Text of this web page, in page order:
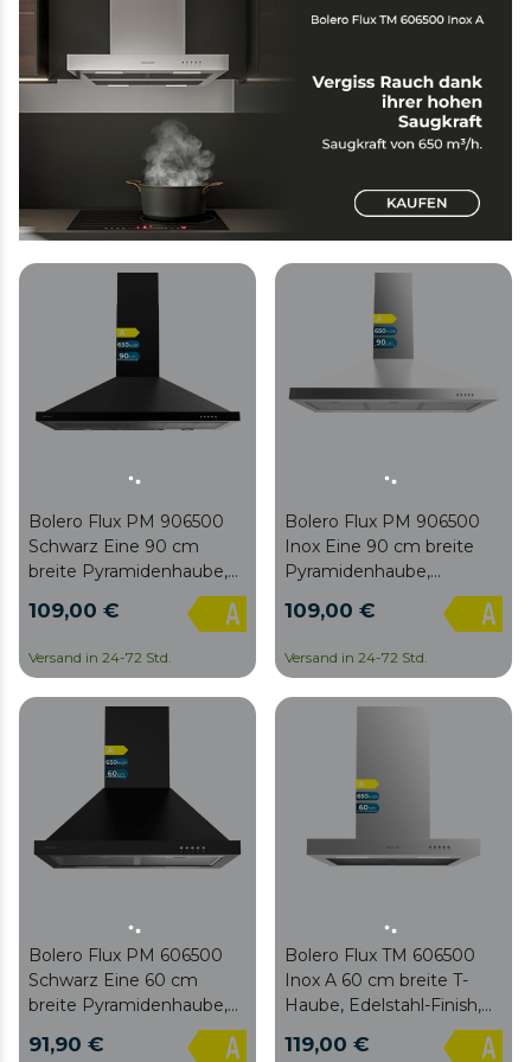
und Kohlefilter.
Bolero Flux PM 906500
Schwarz Eine 90 cm
breite Pyramidenhaube,
schwarze Oberfläche,
Saugleistung 650 m³/h,
mechanische Steuerung,
3 Leistungsstufen, Licht
109,00 €
Versand in 24-72 Std.
Bolero Flux PM 906500
Inox Eine 90 cm breite
Pyramidenhaube,
Edelstahloberfläche,
Saugleistung 650 m3/h,
mechanische Steuerung,
3 Leistungsstufen, Licht
109,00 €
Versand in 24-72 Std.
Bolero Flux PM 606500
Schwarz Eine 60 cm
breite Pyramidenhaube,
schwarze Oberfläche,
Saugleistung 650 m³/h,
91,90 €
Bolero Flux TM 606500
Inox A 60 cm breite T-
Haube, Edelstahl-Finish,
Saugleistung 650 m3/h,
165-W-Motor, Klasse A,
119,00 €